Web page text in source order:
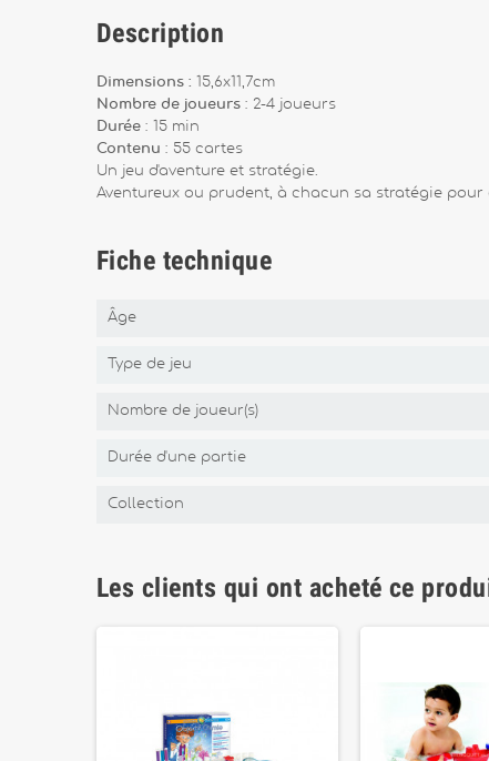
Description
Dimensions : 15,6x11,7cm
Nombre de joueurs : 2-4 joueurs
Durée : 15 min
Contenu : 55 cartes
Un jeu d'aventure et stratégie.
Aventureux ou prudent, à chacun sa stratégie
Fiche technique
Âge
Type de jeu
Nombre de joueur(s)
Durée d'une partie
Collection
Les clients qui ont acheté ce